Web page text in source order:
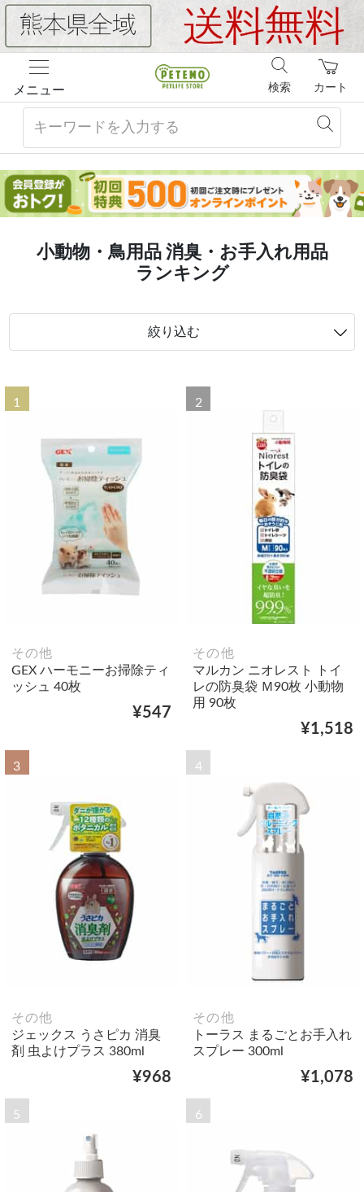
メニュー カート
検索
小動物・鳥用品 消臭・お手入れ用品
ランキング
絞り込む
1
その他
GEX ハーモニーお掃除ティ
ッシュ 40枚
¥547
2
その他
マルカン ニオレスト トイ
レの防臭袋 Ｍ90枚 小動物
用 90枚
¥1,518
3
その他
ジェックス うさピカ 消臭
剤 虫よけプラス 380ml
¥968
4
その他
トーラス まるごとお手入れ
スプレー 300ml
¥1,078
5 6